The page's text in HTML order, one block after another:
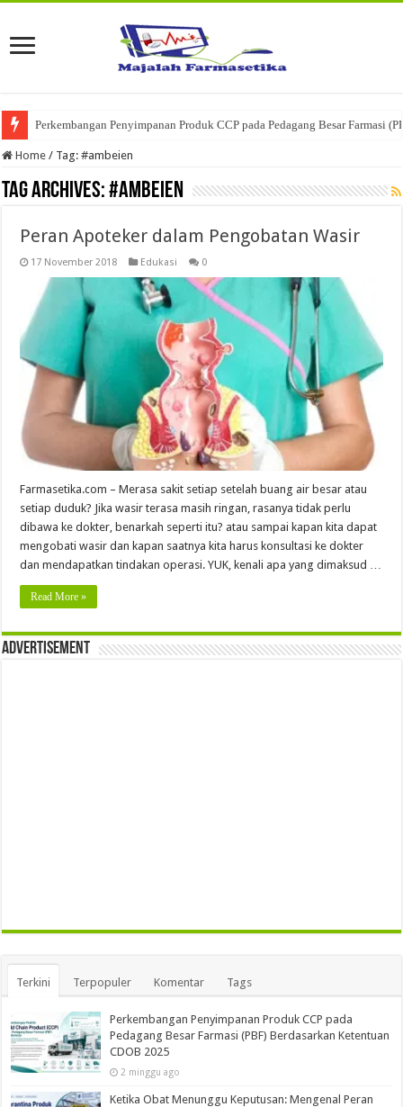
Perkembangan Penyimpanan Produk CCP pada Pedagang Besar Farmasi
Home / Tag:#ambeien
Tag Archives:#ambeien
Peran Apoteker dalam Pengobatan Wasir
17 November 2018 Edukasi 0
Farmasetika.com – Merasa sakit setiap setelah buang air besar atau
setiap duduk? Jika wasir terasa masih ringan, rasanya tidak perlu
dibawa ke dokter, benarkah seperti itu? atau sampai kapan kita dapat
mengobati wasir dan kapan saatnya kita harus konsultasi ke dokter
dan mendapatkan tindakan operasi. YUK, kenali apa yang dimaksud …
Read More »
Advertisement
Terkini Terpopuler Komentar Tags
Perkembangan Penyimpanan Produk CCP pada
Pedagang Besar Farmasi (PBF) Berdasarkan Ketentuan
CDOB 2025
2 minggu ago
Ketika Obat Menunggu Keputusan: Mengenal Peran